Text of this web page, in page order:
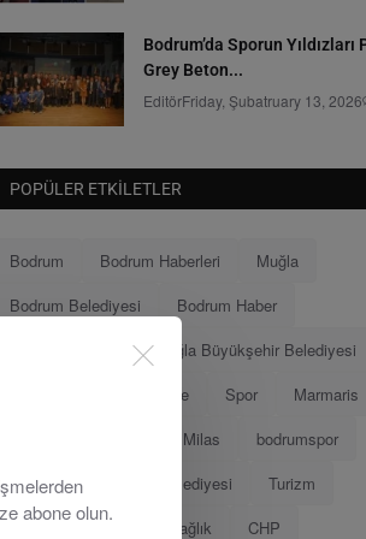
Bodrum’da Sporun Yıldızları
Grey Beton...
EditörFriday, Şubatruary 13, 2026
POPÜLER ETKILETLER
Bodrum Bodrum Haberleri
Muğla
Bodrum Belediyesi
Bodrum Haber
Muğla Büyükşehir Belediyesi
Menteşe Spor
Marmaris
Milas
bodrumspor
Eğitim
Marmaris Belediyesi
Turizm
Sağlık CHP
abone olun.